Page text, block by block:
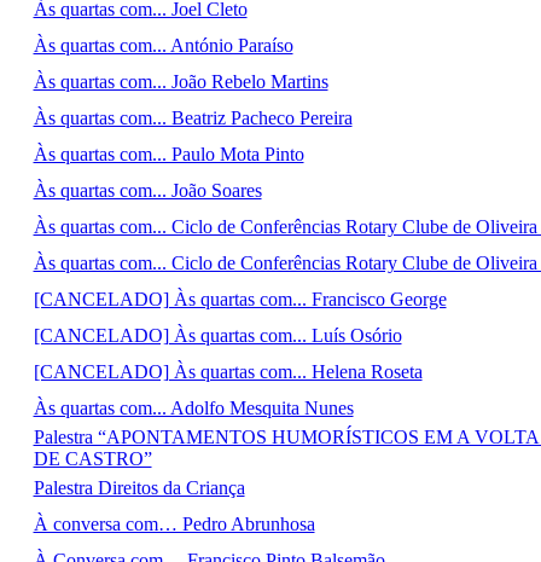
Às quartas com... Joel Cleto
Às quartas com... António Paraíso
Às quartas com... João Rebelo Martins
Às quartas com... Beatriz Pacheco Pereira
Às quartas com... Paulo Mota Pinto
Às quartas com... João Soares
Às quartas com... Ciclo de Conferências Rotary Clube de Oliveira
Às quartas com... Ciclo de Conferências Rotary Clube de Oliveira
[CANCELADO] Às quartas com... Francisco George
[CANCELADO] Às quartas com... Luís Osório
[CANCELADO] Às quartas com... Helena Roseta
Às quartas com... Adolfo Mesquita Nunes
Palestra “APONTAMENTOS HUMORÍSTICOS EM A
DE CASTRO”
Palestra Direitos da Criança
À conversa com… Pedro Abrunhosa